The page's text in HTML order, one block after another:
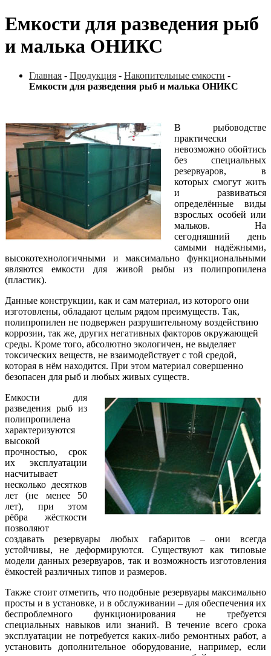
Емкости для разведения рыб
и малька ОНИКС
Главная - Продукция - Накопительные емкости -
Емкости для разведения рыб и малька ОНИКС
В рыбоводстве
практически
невозможно обойтись
без специальных
резервуаров, в
которых смогут жить
и развиваться
определённые виды
взрослых особей или
мальков. На
сегодняшний день
самыми надёжными,
высокотехнологичными и максимально функциональными
являются емкости для живой рыбы из полипропилена
(пластик).
Данные конструкции, как и сам материал, из которого они
изготовлены, обладают целым рядом преимуществ. Так,
полипропилен не подвержен разрушительному воздействию
коррозии, так же, других негативных факторов окружающей
среды. Кроме того, абсолютно экологичен, не выделяет
токсических веществ, не взаимодействует с той средой,
которая в нём находится. При этом материал совершенно
безопасен для рыб и любых живых существ.
Емкости для
разведения рыб из
полипропилена
характеризуются
высокой
прочностью, срок
их эксплуатации
насчитывает
несколько десятков
лет (не менее 50
лет), при этом
рёбра жёсткости
позволяют
создавать резервуары любых габаритов – они всегда
устойчивы, не деформируются. Существуют как типовые
модели данных резервуаров, так и возможность изготовления
ёмкостей различных типов и размеров.
Также стоит отметить, что подобные резервуары максимально
просты и в установке, и в обслуживании – для обеспечения их
беспроблемного функционирования не требуется
специальных навыков или знаний. В течение всего срока
эксплуатации не потребуется каких-либо ремонтных работ, а
установить дополнительное оборудование, например, если